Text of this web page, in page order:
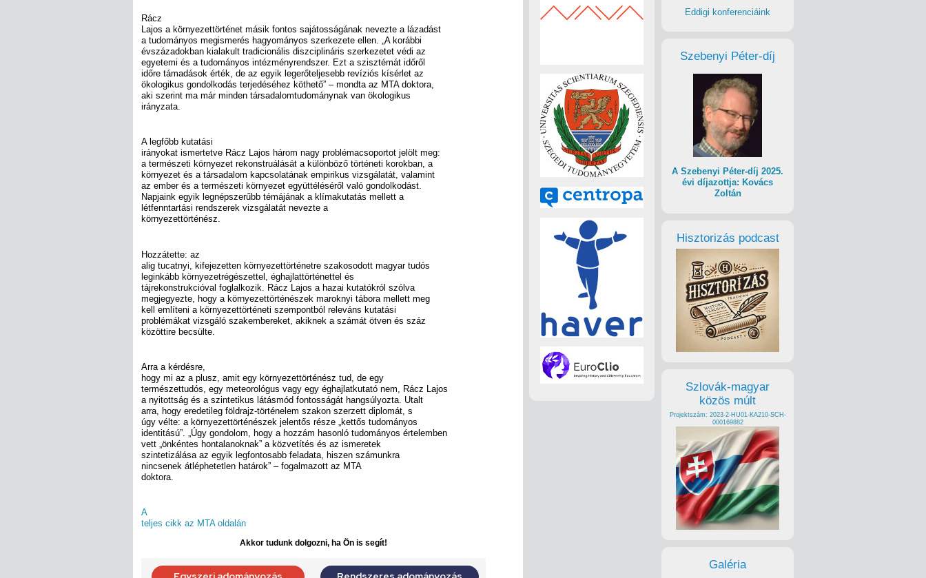
Rácz
Lajos a környezettörténet másik fontos sajátosságának nevezte a lázadást
a tudományos megismerés hagyományos szerkezete ellen. „A korábbi
évszázadokban kialakult tradicionális diszciplináris szerkezetet védi az
egyetemi és a tudományos intézményrendszer. Ezt a szisztémát időről
időre támadások érték, de az egyik legerőteljesebb revíziós kísérlet az
ökologikus gondolkodás terjedéséhez köthető” – mondta az MTA doktora,
aki szerint ma már minden társadalomtudománynak van ökologikus
irányzata.
A legfőbb kutatási
irányokat ismertetve Rácz Lajos három nagy problémacsoportot jelölt meg:
a természeti környezet rekonstruálását a különböző történeti korokban, a
környezet és a társadalom kapcsolatának empirikus vizsgálatát, valamint
az ember és a természeti környezet együttéléséről való gondolkodást.
Napjaink egyik legnépszerűbb témájának a klímakutatás mellett a
létfenntartási rendszerek vizsgálatát nevezte a
környezettörténész.
Hozzátette: az
alig tucatnyi, kifejezetten környezettörténetre szakosodott magyar tudós
leginkább környezetrégészettel, éghajlattörténettel és
tájrekonstrukcióval foglalkozik. Rácz Lajos a hazai kutatókról szólva
megjegyezte, hogy a környezettörténészek maroknyi tábora mellett meg
kell említeni a környezettörténeti szempontból releváns kutatási
problémákat vizsgáló szakembereket, akiknek a számát ötven és száz
közöttire becsülte.
Arra a kérdésre,
hogy mi az a plusz, amit egy környezettörténész tud, de egy
természettudós, egy meteorológus vagy egy éghajlatkutató nem, Rácz Lajos
a nyitottság és a szintetikus látásmód fontosságát hangsúlyozta. Utalt
arra, hogy eredetileg földrajz-történelem szakon szerzett diplomát, s
úgy vélte: a környezettörténészek jelentős része „kettős tudományos
identitású”. „Úgy gondolom, hogy a hozzám hasonló tudományos értelemben
vett „önkéntes hontalanoknak” a közvetítés és az ismeretek
szintetizálása az egyik legfontosabb feladata, hiszen számunkra
nincsenek átléphetetlen határok” – fogalmazott az MTA
doktora.
A
teljes cikk az MTA oldalán
Akkor tudunk dolgozni, ha Ön is segít!
Eddigi konferenciáink
Szebenyi Péter-díj
A Szebenyi Péter-díj 2025.
évi díjazottja: Kovács
Zoltán
Hisztorizás podcast
Szlovák-magyar
közös múlt
Projektszám: 2023-2-HU01-KA210-SCH-
000169882
Galéria